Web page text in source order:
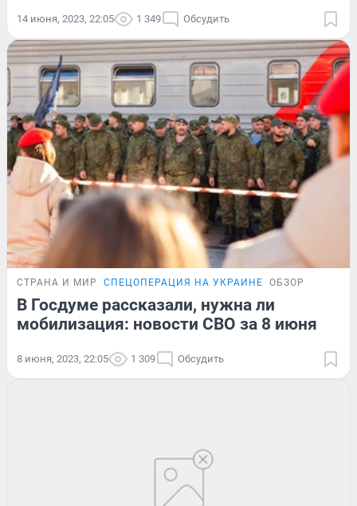
14 июня, 2023, 22:05 1 349 Обсудить
СТРАНА И МИР СПЕЦОПЕРАЦИЯ НА УКРАИНЕ ОБЗОР
В Госдуме рассказали, нужна ли
мобилизация: новости СВО за 8 июня
8 июня, 2023, 22:05 1 309 Обсудить